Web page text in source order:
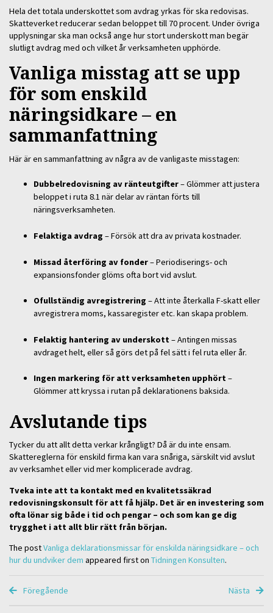
Hela det totala underskottet som avdrag yrkas för ska redovisas.
Skatteverket reducerar sedan beloppet till 70 procent. Under övriga
upplysningar ska man också ange hur stort underskott man begär
slutligt avdrag med och vilket år verksamheten upphörde.
Vanliga misstag att se upp
för som enskild
näringsidkare – en
sammanfattning
Här är en sammanfattning av några av de vanligaste misstagen:
Dubbelredovisning av ränteutgifter– Glömmer att justera
beloppet i ruta 8.1 när delar av räntan förts till
näringsverksamheten.
Felaktiga avdrag – Försök att dra av privata kostnader.
Missad återföring av fonder– Periodiserings- och
expansionsfonder glöms ofta bort vid avslut.
Ofullständig avregistrering – Att inte återkalla F-skatt eller
avregistrera moms, kassaregister etc. kan skapa problem.
Felaktig hantering av underskott– Antingen missas
avdraget helt, eller så görs det på fel sätt i fel ruta eller år.
Ingen markering för att verksamheten upphört–
Glömmer att kryssa i rutan på deklarationens baksida.
Avslutande tips
Tycker du att allt detta verkar krångligt? Då är du inte ensam.
Skattereglerna för enskild firma kan vara snåriga, särskilt vid avslut
av verksamhet eller vid mer komplicerade avdrag.
Tveka inte att ta kontakt med en kvalitetssäkrad
redovisningskonsult för att få hjälp. Det är en investering som
ofta lönar sig både i tid och pengar – och som kan ge dig
trygghet i att allt blir rätt från början.
The postVanliga deklarationsmissar för enskilda näringsidkare – och
hur du undviker dem appeared first on Tidningen Konsulten.
Föregående Nästa